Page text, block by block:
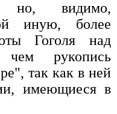
но, видимо,
иную, более
Гоголя над
чем рукопись
так как в ней
имеющиеся в